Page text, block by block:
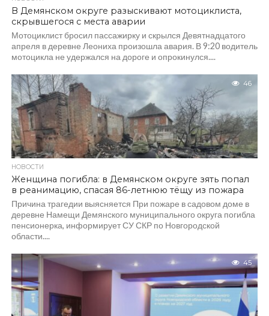
В Демянском округе разыскивают мотоциклиста,
скрывшегося с места аварии
Мотоциклист бросил пассажирку и скрылся Девятнадцатого
апреля в деревне Леониха произошла авария. В 9:20 водитель
мотоцикла не удержался на дороге и опрокинулся....
46
НОВОСТИ
Женщина погибла: в Демянском округе зять попал
в реанимацию, спасая 86-летнюю тёщу из пожара
Причина трагедии выясняется При пожаре в садовом доме в
деревне Намещи Демянского муниципального округа погибла
пенсионерка, информирует СУ СКР по Новгородской
области....
45